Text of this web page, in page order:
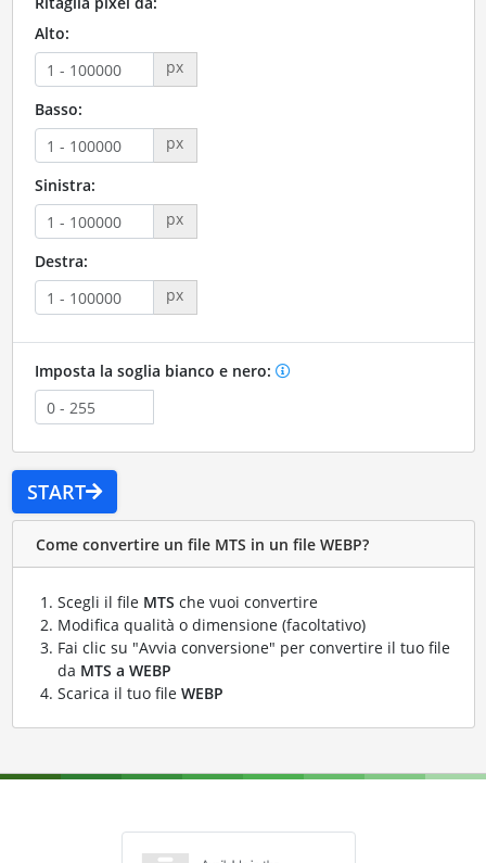
Alto:
px
Basso:
px
Sinistra:
px
Destra:
px
Imposta la soglia bianco e nero:
START
Come convertire un file MTS in un file WEBP?
Scegli il file MTS che vuoi convertire
Modifica qualità o dimensione (facoltativo)
Fai clic su "Avvia conversione" per convertire il tuo file
da MTS a WEBP
Scarica il tuo file WEBP